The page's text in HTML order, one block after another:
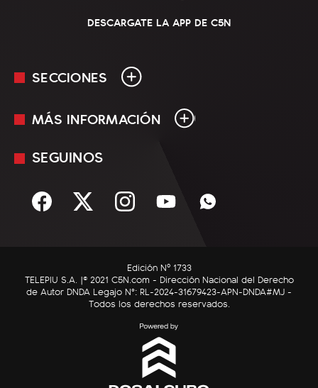
DESCARGATE LA APP DE C5N
SECCIONES
En Vivo
Sociedad
C5N Autos
RatingCero
MÁS INFORMACIÓN
Mediakit
Términos y condiciones
SEGUINOS
Edición Nº 1733
TELEPIU S.A. |© 2021 C5N.com - Dirección Nacional del Derecho
de Autor DNDA Legajo N°: RL-2024-31679423-APN-DNDA#MJ -
Todos los derechos reservados.